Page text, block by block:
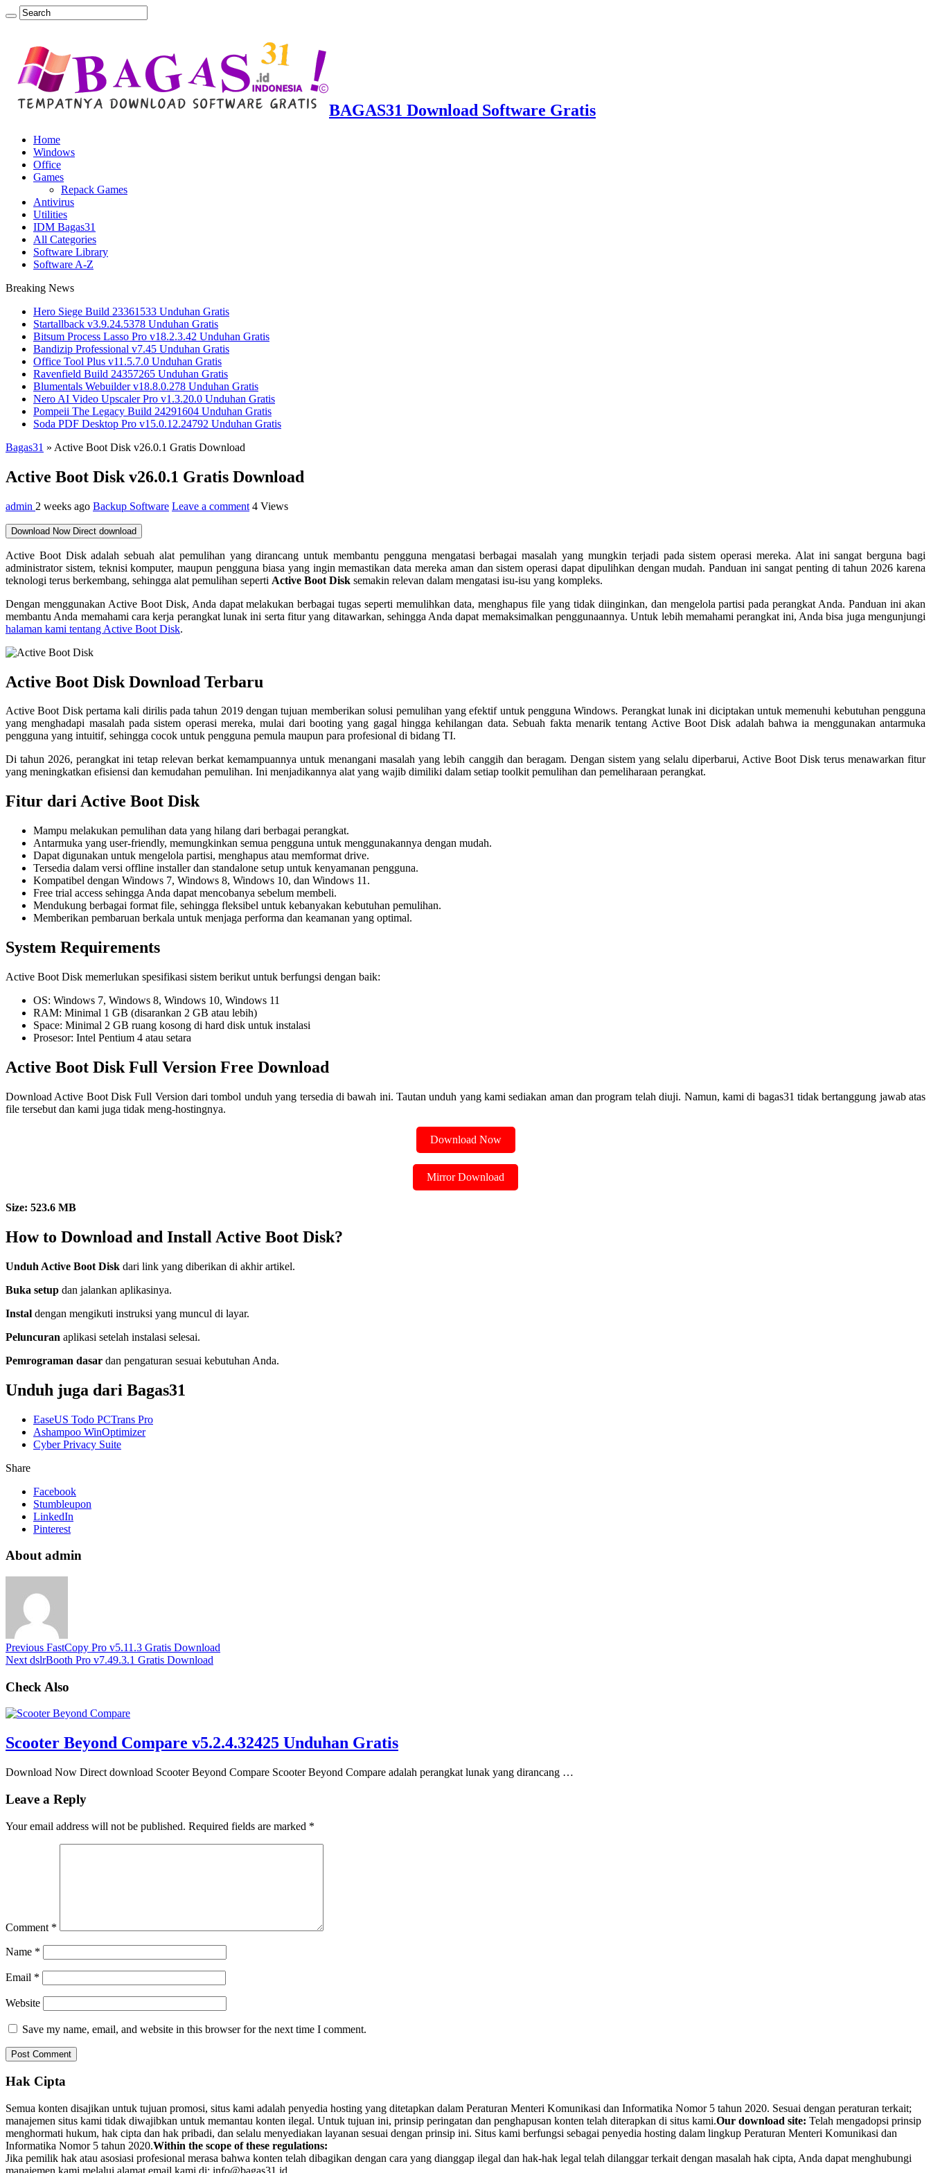
BAGAS31 Download Software Gratis
Home
Windows
Office
Games
Repack Games
Antivirus
Utilities
IDM Bagas31
All Categories
Software Library
Software A-Z
Breaking News
Hero Siege Build 23361533 Unduhan Gratis
Startallback v3.9.24.5378 Unduhan Gratis
Bitsum Process Lasso Pro v18.2.3.42 Unduhan Gratis
Bandizip Professional v7.45 Unduhan Gratis
Office Tool Plus v11.5.7.0 Unduhan Gratis
Ravenfield Build 24357265 Unduhan Gratis
Blumentals Webuilder v18.8.0.278 Unduhan Gratis
Nero AI Video Upscaler Pro v1.3.20.0 Unduhan Gratis
Pompeii The Legacy Build 24291604 Unduhan Gratis
Soda PDF Desktop Pro v15.0.12.24792 Unduhan Gratis
Bagas31 » Active Boot Disk v26.0.1 Gratis Download
Active Boot Disk v26.0.1 Gratis Download
admin 2 weeks ago Backup Software Leave a comment 4 Views
Download Now Direct download
Active Boot Disk adalah sebuah alat pemulihan yang dirancang untuk membantu pengguna mengatasi berbagai masalah yang mungkin terjadi pada sistem operasi mereka. Alat ini sangat berguna bagi
administrator sistem, teknisi komputer, maupun pengguna biasa yang ingin memastikan data mereka aman dan sistem operasi dapat dipulihkan dengan mudah. Panduan ini sangat penting di tahun 2026 karena
teknologi terus berkembang, sehingga alat pemulihan seperti Active Boot Disk semakin relevan dalam mengatasi isu-isu yang kompleks.
Dengan menggunakan Active Boot Disk, Anda dapat melakukan berbagai tugas seperti memulihkan data, menghapus file yang tidak diinginkan, dan mengelola partisi pada perangkat Anda. Panduan ini akan
membantu Anda memahami cara kerja perangkat lunak ini serta fitur yang ditawarkan, sehingga Anda dapat memaksimalkan penggunaannya. Untuk lebih memahami perangkat ini, Anda bisa juga mengunjungi
halaman kami tentang Active Boot Disk.
Active Boot Disk Download Terbaru
Active Boot Disk pertama kali dirilis pada tahun 2019 dengan tujuan memberikan solusi pemulihan yang efektif untuk pengguna Windows. Perangkat lunak ini diciptakan untuk memenuhi kebutuhan pengguna
yang menghadapi masalah pada sistem operasi mereka, mulai dari booting yang gagal hingga kehilangan data. Sebuah fakta menarik tentang Active Boot Disk adalah bahwa ia menggunakan antarmuka
pengguna yang intuitif, sehingga cocok untuk pengguna pemula maupun para profesional di bidang TI.
Di tahun 2026, perangkat ini tetap relevan berkat kemampuannya untuk menangani masalah yang lebih canggih dan beragam. Dengan sistem yang selalu diperbarui, Active Boot Disk terus menawarkan fitur
yang meningkatkan efisiensi dan kemudahan pemulihan. Ini menjadikannya alat yang wajib dimiliki dalam setiap toolkit pemulihan dan pemeliharaan perangkat.
Fitur dari Active Boot Disk
Mampu melakukan pemulihan data yang hilang dari berbagai perangkat.
Antarmuka yang user-friendly, memungkinkan semua pengguna untuk menggunakannya dengan mudah.
Dapat digunakan untuk mengelola partisi, menghapus atau memformat drive.
Tersedia dalam versi offline installer dan standalone setup untuk kenyamanan pengguna.
Kompatibel dengan Windows 7, Windows 8, Windows 10, dan Windows 11.
Free trial access sehingga Anda dapat mencobanya sebelum membeli.
Mendukung berbagai format file, sehingga fleksibel untuk kebanyakan kebutuhan pemulihan.
Memberikan pembaruan berkala untuk menjaga performa dan keamanan yang optimal.
System Requirements
Active Boot Disk memerlukan spesifikasi sistem berikut untuk berfungsi dengan baik:
OS: Windows 7, Windows 8, Windows 10, Windows 11
RAM: Minimal 1 GB (disarankan 2 GB atau lebih)
Space: Minimal 2 GB ruang kosong di hard disk untuk instalasi
Prosesor: Intel Pentium 4 atau setara
Active Boot Disk Full Version Free Download
Download Active Boot Disk Full Version dari tombol unduh yang tersedia di bawah ini. Tautan unduh yang kami sediakan aman dan program telah diuji. Namun, kami di bagas31 tidak bertanggung jawab atas
file tersebut dan kami juga tidak meng-hostingnya.
Download Now
Mirror Download
Size: 523.6 MB
How to Download and Install Active Boot Disk?
Unduh Active Boot Disk dari link yang diberikan di akhir artikel.
Buka setup dan jalankan aplikasinya.
Instal dengan mengikuti instruksi yang muncul di layar.
Peluncuran aplikasi setelah instalasi selesai.
Pemrograman dasar dan pengaturan sesuai kebutuhan Anda.
Unduh juga dari Bagas31
EaseUS Todo PCTrans Pro
Ashampoo WinOptimizer
Cyber Privacy Suite
Share
Facebook
Stumbleupon
LinkedIn
Pinterest
About admin
Previous FastCopy Pro v5.11.3 Gratis Download
Next dslrBooth Pro v7.49.3.1 Gratis Download
Check Also
Scooter Beyond Compare v5.2.4.32425 Unduhan Gratis
Download Now Direct download Scooter Beyond Compare Scooter Beyond Compare adalah perangkat lunak yang dirancang …
Leave a Reply
Your email address will not be published. Required fields are marked *
Comment *
Name *
Email *
Website
Save my name, email, and website in this browser for the next time I comment.
Hak Cipta
Semua konten disajikan untuk tujuan promosi, situs kami adalah penyedia hosting yang ditetapkan dalam Peraturan Menteri Komunikasi dan Informatika Nomor 5 tahun 2020. Sesuai dengan peraturan terkait;
manajemen situs kami tidak diwajibkan untuk memantau konten ilegal. Untuk tujuan ini, prinsip peringatan dan penghapusan konten telah diterapkan di situs kami.Our download site: Telah mengadopsi prinsip
menghormati hukum, hak cipta dan hak pribadi, dan selalu menyediakan layanan sesuai dengan prinsip ini. Situs kami berfungsi sebagai penyedia hosting dalam lingkup Peraturan Menteri Komunikasi dan
Informatika Nomor 5 tahun 2020.Within the scope of these regulations:
Jika pemilik hak atau asosiasi profesional merasa bahwa konten telah dibagikan dengan cara yang dianggap ilegal dan hak-hak legal telah dilanggar terkait dengan masalah hak cipta, Anda dapat menghubungi
manajemen kami melalui alamat email kami di: info@bagas31.id.